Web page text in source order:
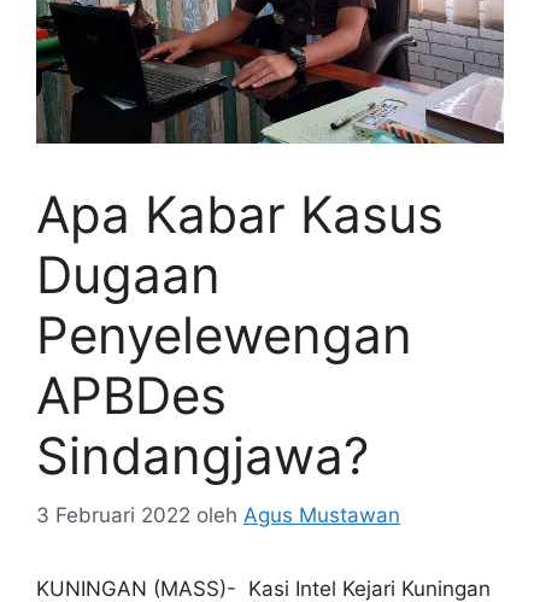
Apa Kabar Kasus
Dugaan
Penyelewengan
APBDes
Sindangjawa?
3 Februari 2022 oleh Agus Mustawan
KUNINGAN (MASS)- Kasi Intel Kejari Kuningan